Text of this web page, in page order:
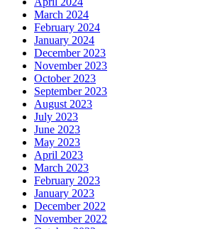
March 2024
February 2024
January 2024
December 2023
November 2023
October 2023
September 2023
August 2023
July 2023
June 2023
May 2023
April 2023
March 2023
February 2023
January 2023
December 2022
November 2022